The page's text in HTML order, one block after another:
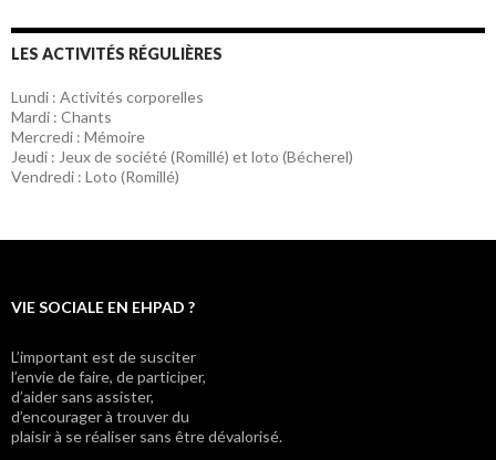
LES ACTIVITÉS RÉGULIÈRES
Lundi : Activités corporelles
Mardi : Chants
Mercredi : Mémoire
Jeudi : Jeux de société (Romillé) et loto (Bécherel)
Vendredi : Loto (Romillé)
VIE SOCIALE EN EHPAD ?
L’important est de susciter
l’envie de faire, de participer,
d’aider sans assister,
d’encourager à trouver du
plaisir à se réaliser sans être dévalorisé.